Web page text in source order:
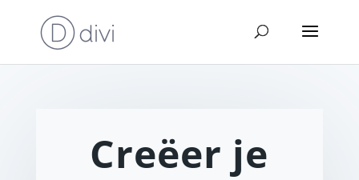
Creëer je